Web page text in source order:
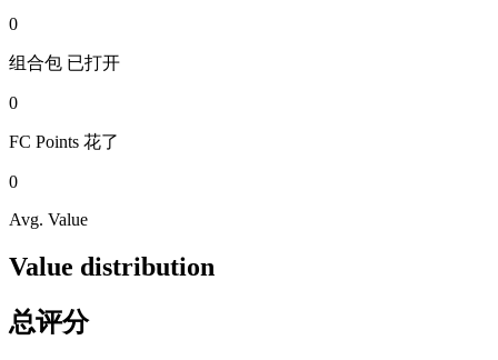
0
组合包 已打开
0
FC Points 花了
0
Avg. Value
Value distribution
总评分